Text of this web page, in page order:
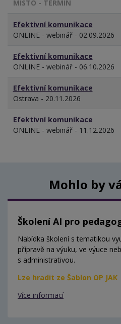
MÍSTO - TERMÍN
Efektivní komunikace
ONLINE - webinář - 02.09.2026
Efektivní komunikace
ONLINE - webinář - 06.10.2026
Efektivní komunikace
Ostrava - 20.11.2026
Efektivní komunikace
ONLINE - webinář - 11.12.2026
Mohlo by
Školení AI pro
Nabídka školení s tematikou
přípravě na výuku, ve výuce
s administrativou.
Lze hradit ze Šablon OP JAK
Více informací